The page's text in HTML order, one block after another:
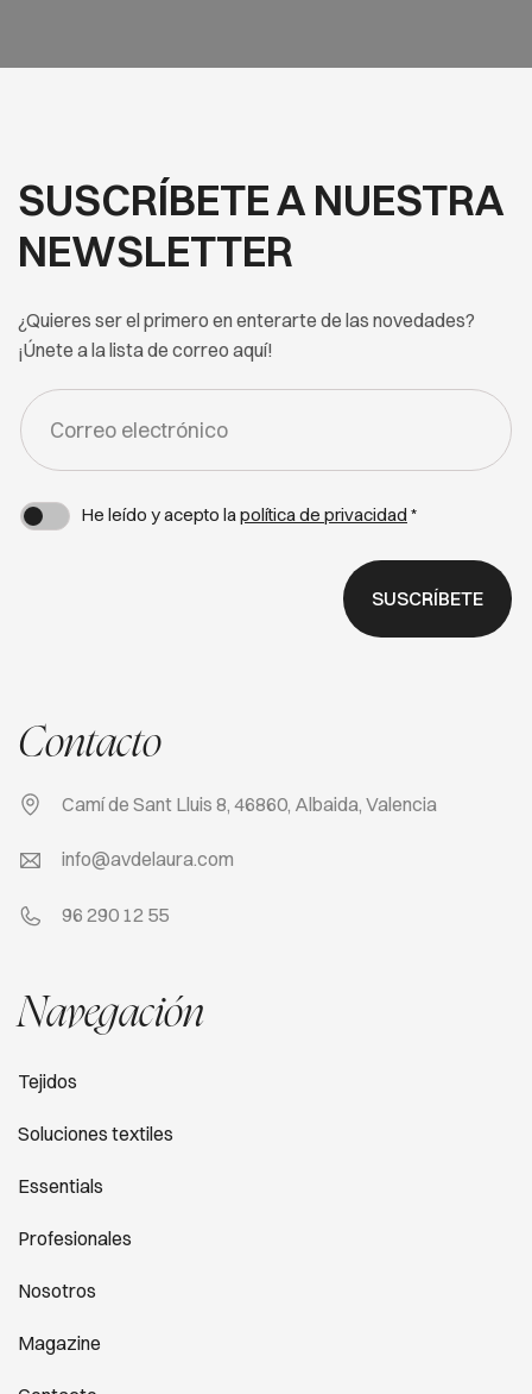
SUSCRÍBETE A NUESTRA
NEWSLETTER
¿Quieres ser el primero en enterarte de las novedades?
¡Únete a la lista de correo aquí!
FORM
NEWSLETTER
He leído y acepto lapolítica de privacidad *
SUSCRÍBETE
Contacto
Camí de Sant Lluis 8, 46860, Albaida, Valencia
info@avdelaura.com
96 290 12 55
Navegación
Tejidos
Soluciones textiles
Essentials
Profesionales
Nosotros
Magazine